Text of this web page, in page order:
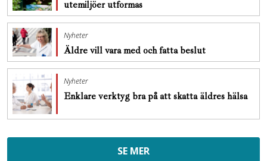
utemiljöer utformas
Nyheter
Äldre vill vara med och fatta beslut
Nyheter
Enklare verktyg bra på att skatta äldres hälsa
SE MER